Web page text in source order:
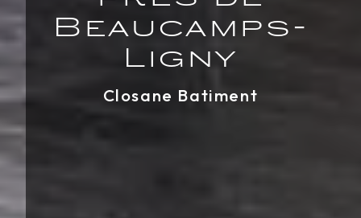
Beaucamps-
Ligny
Closane Batiment